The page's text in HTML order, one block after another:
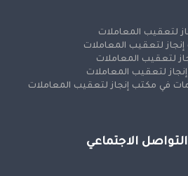
لتعقيب المعاملات
لتعقيب المعاملات
لتعقيب المعاملات
لتعقيب المعاملات
في مكتب إنجاز لتعقيب المعاملات
الاجتماعي